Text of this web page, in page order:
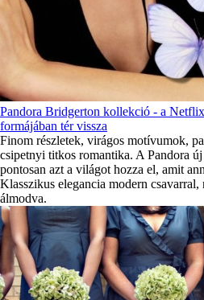
Pandora Bridgerton kollekció - a
formájában tér vissza
Finom részletek, virágos motívumok,
csipetnyi titkos romantika. A Pandora
pontosan azt a világot hozza el, amit
Klasszikus elegancia modern csavarral,
álmodva.